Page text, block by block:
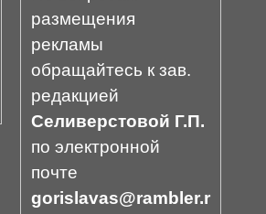
размещения
рекламы
обращайтесь к зав.
редакцией
Селиверстовой Г.П.
по электронной
почте
gorislavas@rambler.r